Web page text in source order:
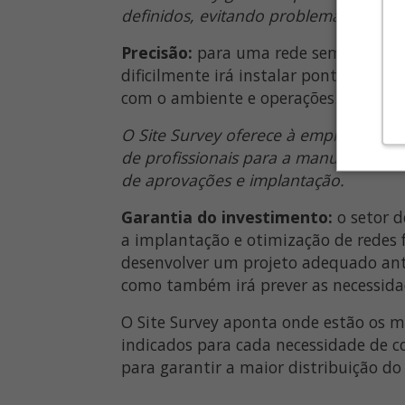
definidos, evitando problemas
Precisão: para uma rede sem fio de
dificilmente irá instalar pontos de
com o ambiente e operações.
O Site Survey oferece à empresa
de profissionais para a manutenção
de aprovações e implantação.
Garantia do investimento: o setor
a implantação e otimização de
desenvolver um projeto adequado
como também irá prever as
O Site Survey aponta onde estão os
indicados para cada necessidade de
para garantir a maior distribuição do